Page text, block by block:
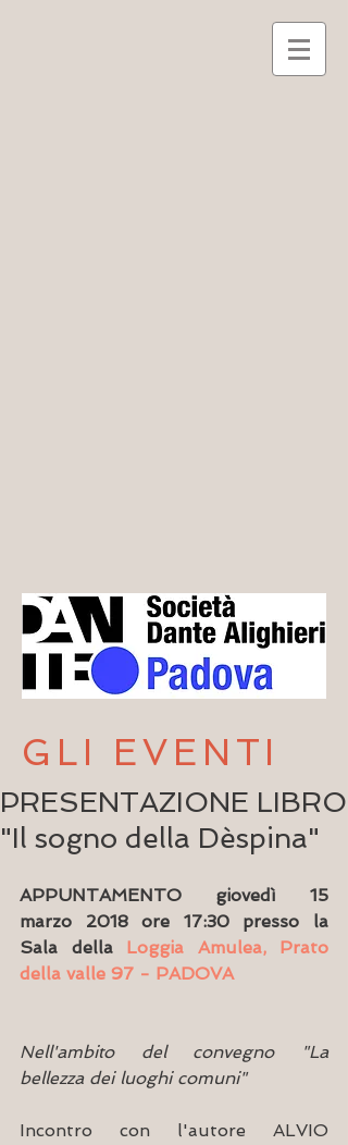
GLI EVENTI
PRESENTAZIONE LIBRO
"Il sogno della Dèspina"
APPUNTAMENTO giovedì 15
marzo 2018 ore 17:30 presso la
Sala della Loggia Amulea, Prato
della valle 97 - PADOVA
Nell'ambito del convegno "La
bellezza dei luoghi comuni"
Incontro con l'autore ALVIO